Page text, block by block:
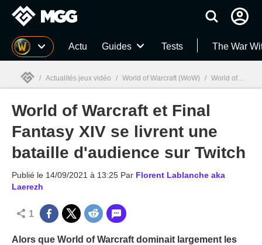
MGG Actu Guides Tests The War
MGG
/ Actualités jeux vidéo / World of Warcraft (WoW) / World of Warcraft et Final Fantasy XIV se livrent une bataille d'audience sur Twitch
World of Warcraft et Final
Fantasy XIV se livrent une
bataille d'audience sur Twitch
Publié le 14/09/2021 à 13:25 Par Florent Lablanche aka
Laerezh
1
Alors que World of Warcraft dominait largement les